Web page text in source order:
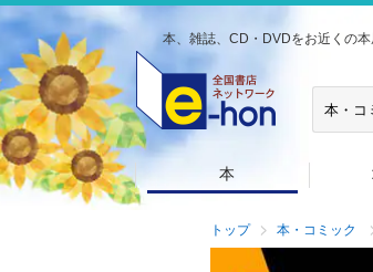
本、雑誌、CD・DVDをお近くの
本
トップ 本・コミック